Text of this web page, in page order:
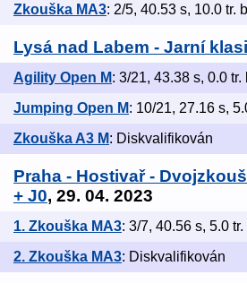
Zkouška MA3: 2/5, 40.53 s, 10.0 tr.
Lysá nad Labem - Jarní
Agility Open M: 3/21, 43.38 s, 0.0 tr.
Jumping Open M: 10/21, 27.16 s,
Zkouška A3 M: Diskvalifikován
Praha - Hostivař -
+ J0, 29. 04. 2023
1. Zkouška MA3: 3/7, 40.56 s, 5.0
2. Zkouška MA3: Diskvalifikován